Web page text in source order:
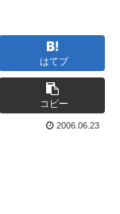
はてブ
コピー
2006.06.23